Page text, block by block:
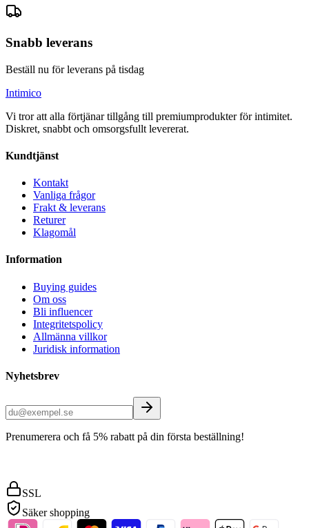
Snabb leverans
Beställ nu för leverans på tisdag
Intimico
Vi tror att alla förtjänar tillgång till premiumprodukter för intimitet.
Diskret, snabbt och omsorgsfullt levererat.
Kundtjänst
Kontakt
Vanliga frågor
Frakt & leverans
Returer
Klagomål
Information
Buying guides
Om oss
Bli influencer
Integritetspolicy
Allmänna villkor
Juridisk information
Nyhetsbrev
Prenumerera och få 5% rabatt på din första beställning!
SSL
Säker shopping